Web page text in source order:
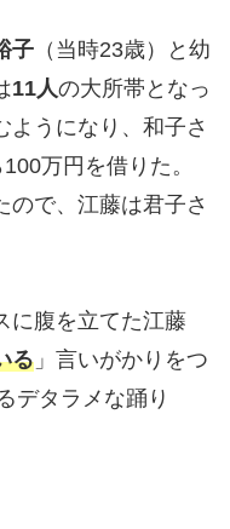
子 （当時23歳）と幼
11人の大所帯となっ
ようになり、和子さ
万円を借りた。
ので、江藤は君子さ
に腹を立てた江藤
る 」言いがかりをつ
デタラメな踊り